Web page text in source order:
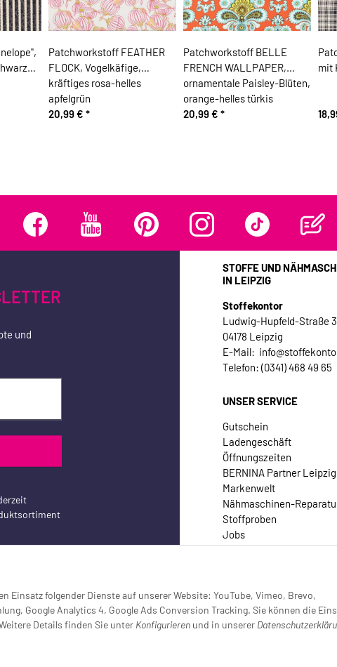
Einsatz folgender Dienste auf unserer Website: YouTube, Vimeo, Brevo,
Google Analytics 4, Google Ads Conversion Tracking. Sie können die
Details finden Sie unter Konfigurieren und in unserer
Patchworkstoff FEATHER
FLOCK, Vogelkäfige,
kräftiges rosa-helles
apfelgrün
20,99 € *
Patchworkstoff BELLE
FRENCH WALLPAPER,
ornamentale Paisley-Blüten,
orange-helles türkis
20,99 € *
mit
und
STOFFE UND
IN LEIPZIG
Stoffekontor
Ludwig-Hupfeld-Straße
04178 Leipzig
E-Mail:
Telefon: (0341) 468 49 65
UNSER SERVICE
Gutschein
Ladengeschäft
Öffnungszeiten
BERNINA Partner Leipzig
Markenwelt
Nähmaschinen-
Stoffproben
Jobs
Kontakt